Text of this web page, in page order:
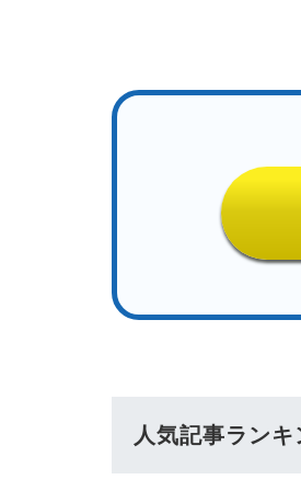
人気記事ランキ